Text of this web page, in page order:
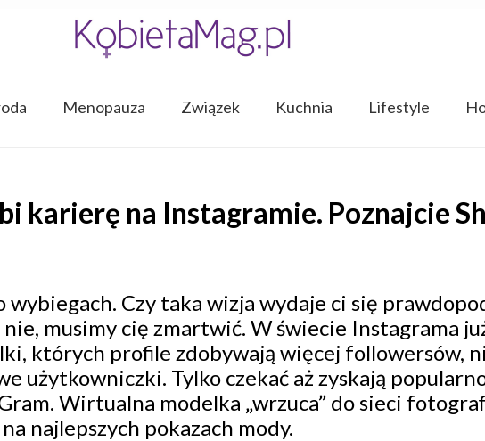
Menopauza Związek Kuchnia Lifestyle
karierę na Instagramie. Poznajcie
wybiegach. Czy taka wizja wydaje ci się
nie, musimy cię zmartwić. W świecie Instagrama
których profile zdobywają więcej followersów,
użytkowniczki. Tylko czekać aż zyskają
Wirtualna modelka „wrzuca” do sieci
najlepszych pokazach mody.